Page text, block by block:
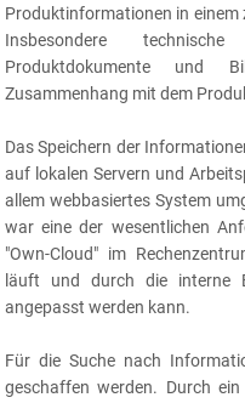
Produktinformationen in einem
Insbesondere technische
Produktdokumente und
Zusammenhang mit dem
Das Speichern der
auf lokalen Servern und
allem webbasiertes System
war eine der wesentlichen
"Own-Cloud" im
läuft und durch die interne
angepasst werden kann.
Für die Suche nach
geschaffen werden. Durch